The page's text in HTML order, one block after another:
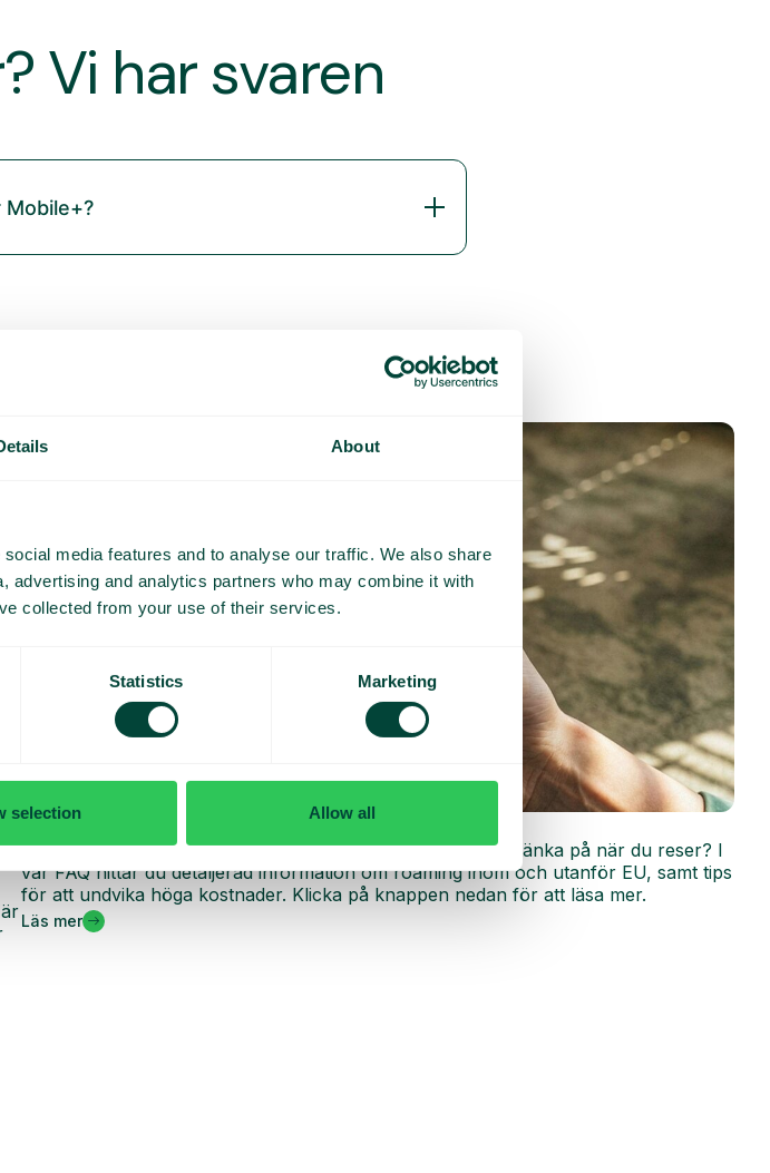
About
media features and to analyse our traffic. We also share
advertising and analytics partners who may combine it with
collected from your use of their services.
Statistics Marketing
selection Allow all
Vi har svaren
Mobile+?
Vanliga frågor och svar
Vill du veta mer om hur roaming fungerar och vad du bör tänka på när du reser? I
vår FAQ hittar du detaljerad information om roaming inom och utanför EU, samt tips
för att undvika höga kostnader. Klicka på knappen nedan för att läsa mer.
Läs mer